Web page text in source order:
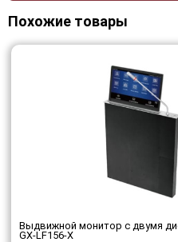
Похожие товары
Выдвижной монитор с двумя
GX-LF156-X